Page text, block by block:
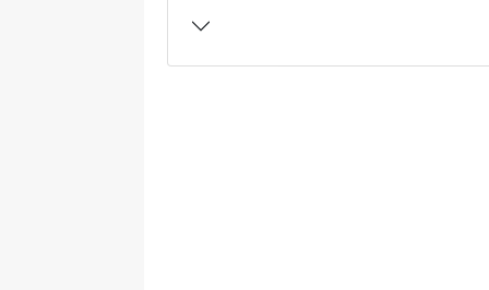
المؤكّدة هذه بصيغة الجمل